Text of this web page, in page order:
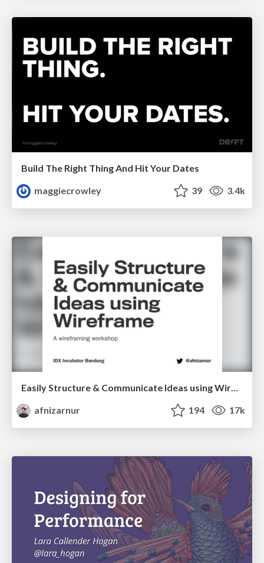
Build The Right Thing And Hit Your Dates
maggiecrowley
39 3.4k
Easily Structure & Communicate Ideas using Wireframe
afnizarnur
194 17k